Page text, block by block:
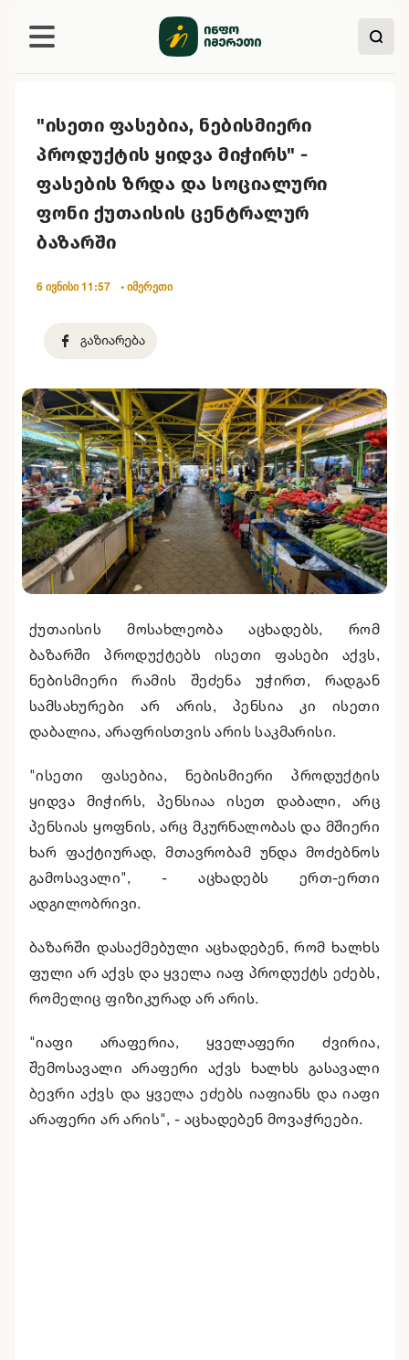
"ისეთი ფასებია, ნებისმიერი
პროდუქტის ყიდვა მიჭირს" -
ფასების ზრდა და სოციალური
ფონი ქუთაისის ცენტრალურ
ბაზარში
6 ივნისი 11:57 • იმერეთი
ქუთაისის მოსახლეობა აცხადებს, რომ
ბაზარში პროდუქტებს ისეთი ფასები აქვს,
ნებისმიერი რამის შეძენა უჭირთ, რადგან
სამსახურები არ არის, პენსია კი ისეთი
დაბალია, არაფრისთვის არის საკმარისი.
"ისეთი ფასებია, ნებისმიერი პროდუქტის
ყიდვა მიჭირს, პენსიაა ისეთ დაბალი, არც
პენსიას ყოფნის, არც მკურნალობას და მშიერი
ხარ ფაქტიურად, მთავრობამ უნდა მოძებნოს
გამოსავალი", - აცხადებს ერთ-ერთი
ადგილობრივი.
ბაზარში დასაქმებული აცხადებენ, რომ ხალხს
ფული არ აქვს და ყველა იაფ პროდუქტს ეძებს,
რომელიც ფიზიკურად არ არის.
"იაფი არაფერია, ყველაფერი ძვირია,
შემოსავალი არაფერი აქვს ხალხს გასავალი
ბევრი აქვს და ყველა ეძებს იაფიანს და იაფი
არაფერი არ არის", - აცხადებენ მოვაჭრეები.